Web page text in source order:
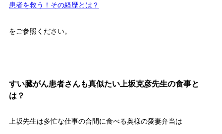
患者を救う！その経歴とは？
をご参照ください。
すい臓がん患者さんも真似たい上坂克彦先生の食事と
は？
上坂先生は多忙な仕事の合間に食べる奥様の愛妻弁当は